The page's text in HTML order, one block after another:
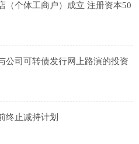
（个体工商户）成立 注册资本50
公司可转债发行网上路演的投资
终止减持计划